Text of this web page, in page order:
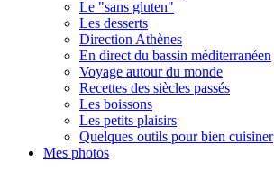
Le "sans gluten"
Les desserts
Direction Athènes
En direct du bassin méditerranéen
Voyage autour du monde
Recettes des siècles passés
Les boissons
Les petits plaisirs
Quelques outils pour bien cuisiner
Mes photos